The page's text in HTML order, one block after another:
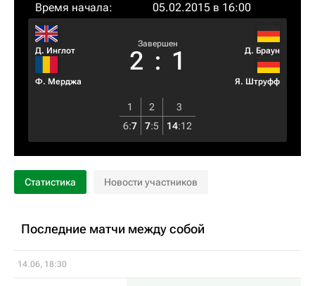
Время начала:
05.02.2015 в 16:00
Д. Инглот
Ф. Мерджа
Завершен
2 : 1 Д. Браун
Я. Штруфф
1 2
3
6:7 7:5 14:12
Статистика Новости участников
Последние матчи между собой
14.06, 18:30